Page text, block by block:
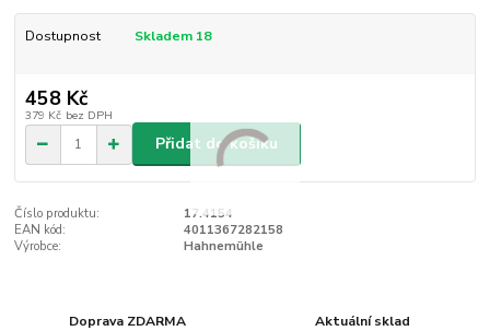
Dostupnost Skladem 18
458 Kč
379 Kč bez DPH
Přidat do košíku
Číslo produktu:
17.4154
EAN kód:
4011367282158
Výrobce:
Hahnemühle
Doprava ZDARMA
Aktuální sklad